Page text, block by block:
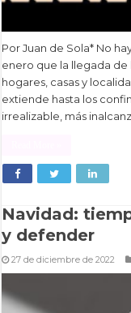
Por Juan de Sola* No
enero que la llegada de
hogares, casas y
extiende hasta los
irrealizable, más
Navidad:
y defender
27 de diciembre de 2022